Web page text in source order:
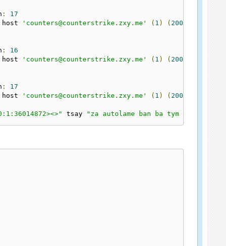
:
17
'counters@counterstrike.zxy.me' ( 1 ) ( 2005
:
16
'counters@counterstrike.zxy.me' ( 1 ) ( 2005
:
17
'counters@counterstrike.zxy.me' ( 1 ) ( 2005
tsay "za autolame ban ba tym serwie!!!"